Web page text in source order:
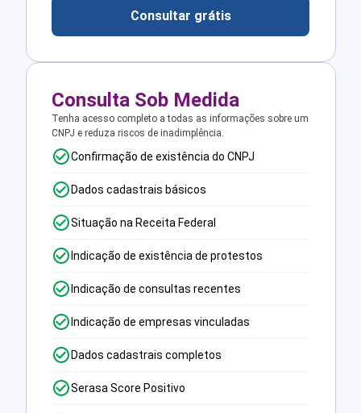
Consultar grátis
Consulta Sob Medida
Tenha acesso completo a todas as informações sobre um
CNPJ e reduza riscos de inadimplência.
Confirmação de existência do CNPJ
Dados cadastrais básicos
Situação na Receita Federal
Indicação de existência de protestos
Indicação de consultas recentes
Indicação de empresas vinculadas
Dados cadastrais completos
Serasa Score Positivo